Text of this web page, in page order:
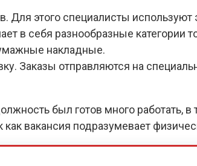
Для этого специалисты
в себя разнообразные категории
накладные.
Заказы отправляются на
был готов много работать,
вакансия подразумевает